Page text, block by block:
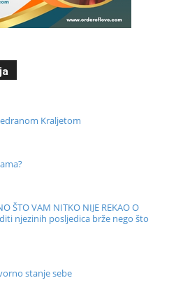
Kraljetom
ŠTO VAM NITKO NIJE REKAO O
njezinih posljedica brže nego što
stanje sebe